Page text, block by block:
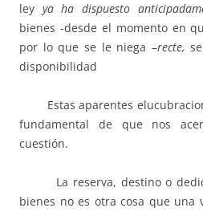
ley ya ha dispuesto
bienes -desde el momento en
por lo que se le niega –recte,
disponibilidad
Estas aparentes
fundamental de que nos
cuestión.
La reserva, destino o
bienes no es otra cosa que una